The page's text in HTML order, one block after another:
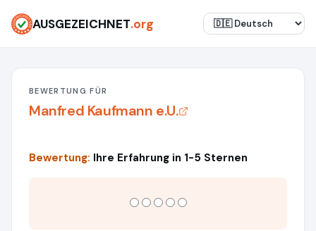
AUSGEZEICHNET.org
BEWERTUNG FÜR
Manfred Kaufmann e.U.
Bewertung: Ihre Erfahrung in 1-5 Sternen